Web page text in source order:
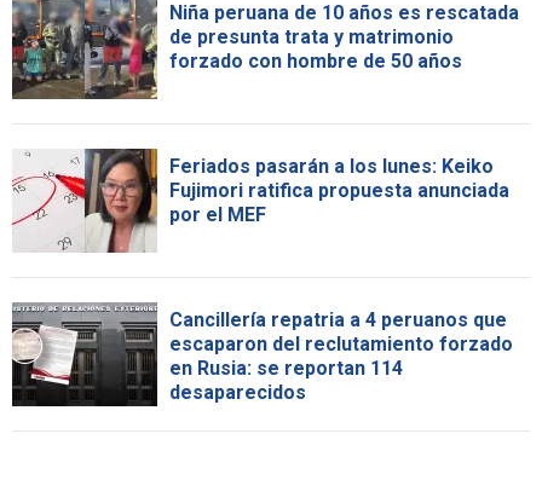
Niña peruana de 10 años es rescatada
de presunta trata y matrimonio
forzado con hombre de 50 años
Feriados pasarán a los lunes: Keiko
Fujimori ratifica propuesta anunciada
por el MEF
Cancillería repatria a 4 peruanos que
escaparon del reclutamiento forzado
en Rusia: se reportan 114
desaparecidos